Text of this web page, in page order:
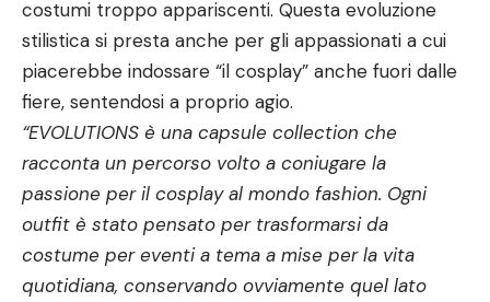
costumi troppo appariscenti. Questa evoluzione
stilistica si presta anche per gli appassionati a cui
piacerebbe indossare “il cosplay” anche fuori dalle
fiere, sentendosi a proprio agio.
“EVOLUTIONS è una capsule collection che
racconta un percorso volto a coniugare la
passione per il cosplay al mondo fashion. Ogni
outfit è stato pensato per trasformarsi da
costume per eventi a tema a mise per la vita
quotidiana, conservando ovviamente quel lato